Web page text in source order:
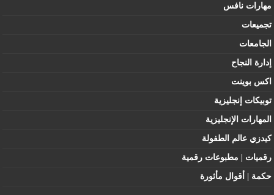
مهارات نافس
تجميعات
الجامعات
إدارة النجاح
اكس بوينت
توبيكات إنجليزية
المهارات الإنجليزية
كيدزي عالم الطفولة
رقميات | مطبوعات رقمية
حكمة | أقوال مأثورة